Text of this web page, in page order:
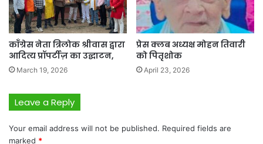
कॉंग्रेस नेता त्रिलोक श्रीवास द्वारा
आदित्य प्रॉपर्टीज़ का उद्घाटन,
March 19, 2026
प्रेस क्लब अध्यक्ष मोहन तिवारी
को पितृशोक
April 23, 2026
Leave a Reply
Your email address will not be published. Required fields are
marked *